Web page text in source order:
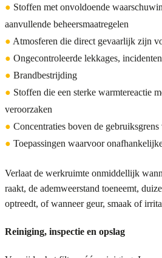
● Stoffen met onvoldoende
aanvullende beheersmaatregelen
● Atmosferen die direct gevaarlijk zijn
● Ongecontroleerde lekkages,
● Brandbestrijding
● Stoffen die een sterke warmtereactie
veroorzaken
● Concentraties boven de
● Toepassingen waarvoor
Verlaat de werkruimte onmiddellijk
raakt, de ademweerstand toeneemt,
optreedt, of wanneer geur, smaak of
Reiniging, inspectie en opslag